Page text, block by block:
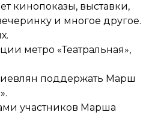
кинопоказы, выставки,
и многое другое.
.
метро «Театральная»,
поддержать Марш
участников Марша